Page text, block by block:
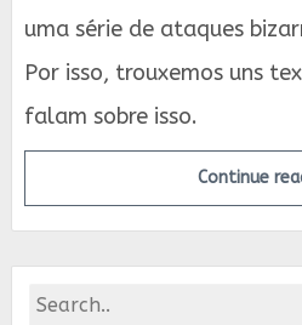
uma série de ataques
Por isso, trouxemos uns
falam sobre isso.
Continue